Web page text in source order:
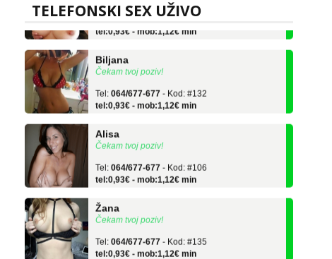
TELEFONSKI SEX UŽIVO
Tel:064/677-677 - Kod: #69
Čekam tvoj poziv!
tel:0,93€ - mob:1,12€ min
Čekam tvoj poziv!
tel:0,93€ - mob:1,12€ min
Čekam tvoj poziv!
tel:0,93€ - mob:1,12€ min